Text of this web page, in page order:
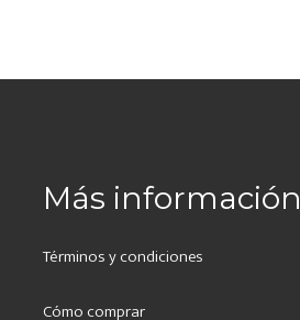
Más información
Términos y condiciones
Cómo comprar